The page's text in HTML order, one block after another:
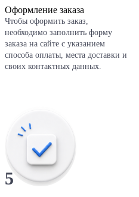
Оформление заказа
Чтобы оформить заказ,
необходимо заполнить форму
заказа на сайте с указанием
способа оплаты, места доставки и
своих контактных данных.
5